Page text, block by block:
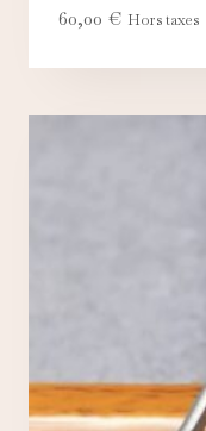
60,00 € Hors taxes